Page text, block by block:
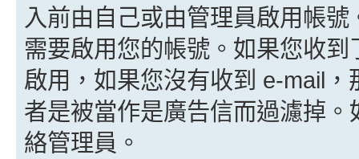
入前由自己或由管理員啟用帳
需要啟用您的帳號。如果您收
啟用，如果您沒有收到 e-mail
者是被當作是廣告信而過濾掉
絡管理員。